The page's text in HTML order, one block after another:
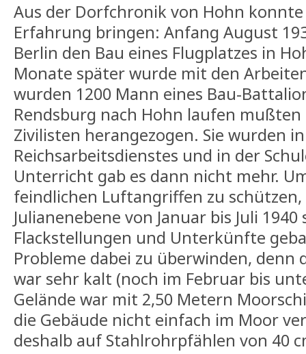
Aus der Dorfchronik von Hohn
Erfahrung bringen: Anfang August
Berlin den Bau eines Flugplatzes in
Monate später wurde mit den
wurden 1200 Mann eines Bau-
Rendsburg nach Hohn laufen
Zivilisten herangezogen. Sie wurden
Reichsarbeitsdienstes und in der
Unterricht gab es dann nicht mehr.
feindlichen Luftangriffen zu
Julianenebene von Januar bis Juli 1940
Flackstellungen und Unterkünfte
Probleme dabei zu überwinden, denn
war sehr kalt (noch im Februar bis
Gelände war mit 2,50 Metern
die Gebäude nicht einfach im Moor
deshalb auf Stahlrohrpfählen von 40